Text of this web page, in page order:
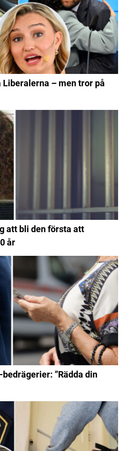
– men tror på
att bli den första att
år
”Rädda din